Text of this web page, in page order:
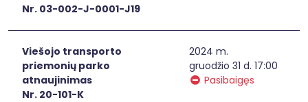
Nr. 03-002-J-0001-J19
Viešojo transporto
priemonių parko
atnaujinimas
Nr. 20-101-K
2024 m.
gruodžio 31 d. 17:00
Pasibaigęs